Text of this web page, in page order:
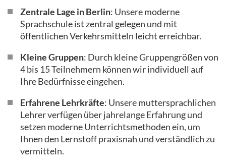
Zentrale Lage in Berlin: Unsere moderne
Sprachschule ist zentral gelegen und mit
öffentlichen Verkehrsmitteln leicht erreichbar.
Kleine Gruppen: Durch kleine Gruppengrößen von
4 bis 15 Teilnehmern können wir individuell auf
Ihre Bedürfnisse eingehen.
Erfahrene Lehrkräfte: Unsere muttersprachlichen
Lehrer verfügen über jahrelange Erfahrung und
setzen moderne Unterrichtsmethoden ein, um
Ihnen den Lernstoff praxisnah und verständlich zu
vermitteln.